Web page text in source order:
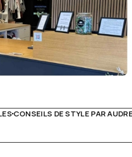
LIVRAISON PARTOUT EN